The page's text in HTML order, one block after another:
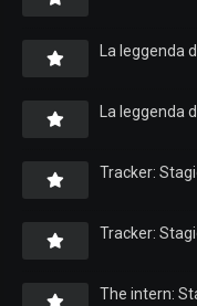
La leggenda
La leggenda
Tracker:
Tracker:
The intern: